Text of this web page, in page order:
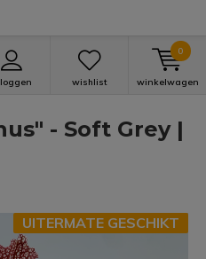
wishlist winkelwagen
0
- Soft Grey |
UITERMATE GESCHIKT